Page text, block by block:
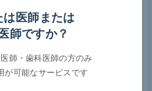
その他＞その他
医師・歯科医師限定
は医師または
師ですか？
師・歯科医師の方のみ
が可能なサービスです